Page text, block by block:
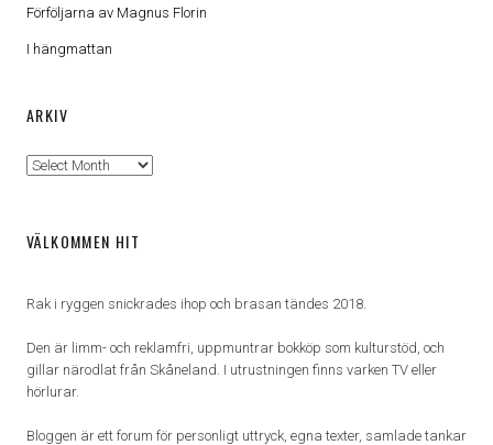
Förföljarna av Magnus Florin
I hängmattan
ARKIV
Arkiv
VÄLKOMMEN HIT
Rak i ryggen snickrades ihop och brasan tändes 2018.
Den är limm- och reklamfri, uppmuntrar bokköp som kulturstöd, och
gillar närodlat från Skåneland. I utrustningen finns varken TV eller
hörlurar.
Bloggen är ett forum för personligt uttryck, egna texter, samlade tankar